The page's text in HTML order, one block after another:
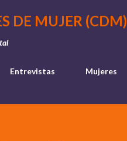
Ir al contenido principal
DE MUJER (CDM)
Entrevistas Mujeres